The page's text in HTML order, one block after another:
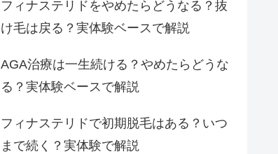
フィナステリドをやめたらどうなる？抜
け毛は戻る？実体験ベースで解説
AGA治療は一生続ける？やめたらどうな
る？実体験ベースで解説
フィナステリドで初期脱毛はある？いつ
まで続く？実体験で解説